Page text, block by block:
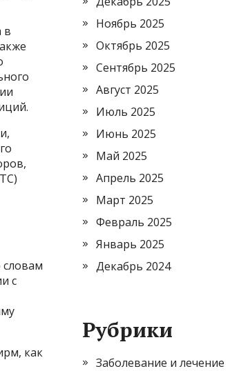
в
с
как
Ноябрь 2025
Октябрь 2025
Сентябрь 2025
Август 2025
Июль 2025
Июнь 2025
Май 2025
Апрель 2025
Март 2025
Февраль 2025
Январь 2025
Декабрь 2024
Рубрики
Заболевание и лечение